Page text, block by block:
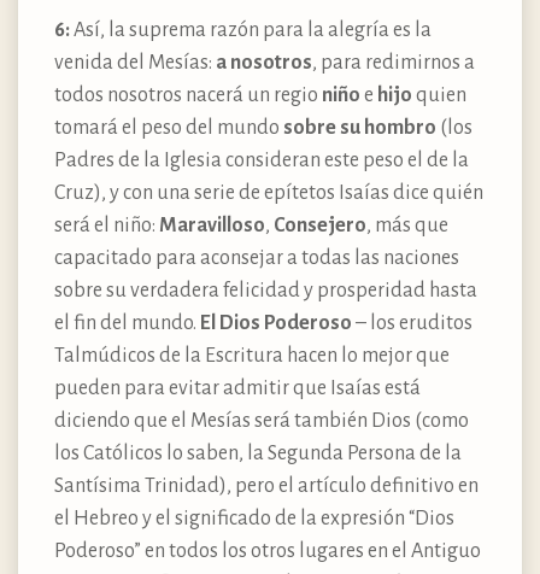
6:Así, la suprema razón para la alegría es la
venida del Mesías: a nosotros, para redimirnos a
todos nosotros nacerá un regio niño e hijo quien
tomará el peso del mundo sobre su hombro (los
Padres de la Iglesia consideran este peso el de la
Cruz), y con una serie de epítetos Isaías dice quién
será el niño: Maravilloso, Consejero, más que
capacitado para aconsejar a todas las naciones
sobre su verdadera felicidad y prosperidad hasta
el fin del mundo. El Dios Poderoso – los eruditos
Talmúdicos de la Escritura hacen lo mejor que
pueden para evitar admitir que Isaías está
diciendo que el Mesías será también Dios (como
los Católicos lo saben, la Segunda Persona de la
Santísima Trinidad), pero el artículo definitivo en
el Hebreo y el significado de la expresión “Dios
Poderoso” en todos los otros lugares en el Antiguo